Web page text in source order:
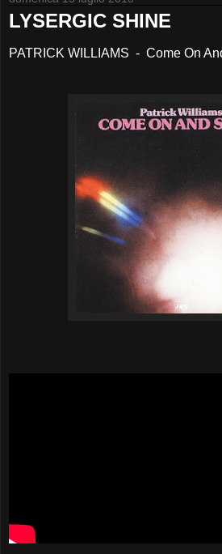
LYSERGIC SHINE
PATRICK WILLIAMS - Come On